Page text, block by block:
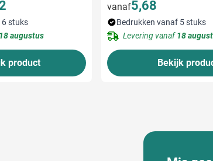
6 stuks
18 augustus
product
vanaf5,68
Bedrukken vanaf 5 stuks
Levering vanaf18
Bekijk